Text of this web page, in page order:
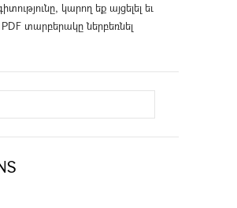
կարող եք այցելել եւ
տարբերակը ներբեռնել